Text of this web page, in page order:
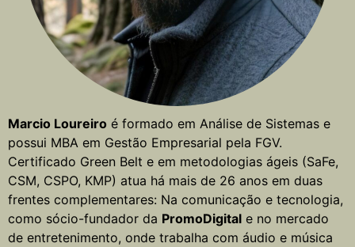
Marcio Loureiro é formado em Análise de Sistemas e
possui MBA em Gestão Empresarial pela FGV.
Certificado Green Belt e em metodologias ágeis (SaFe,
CSM, CSPO, KMP) atua há mais de 26 anos em duas
frentes complementares: Na comunicação e tecnologia,
como sócio-fundador da PromoDigital e no mercado
de entretenimento, onde trabalha com áudio e música